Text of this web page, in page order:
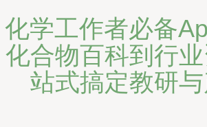
化学工作者必备
化合物百科到行
站式搞定教研